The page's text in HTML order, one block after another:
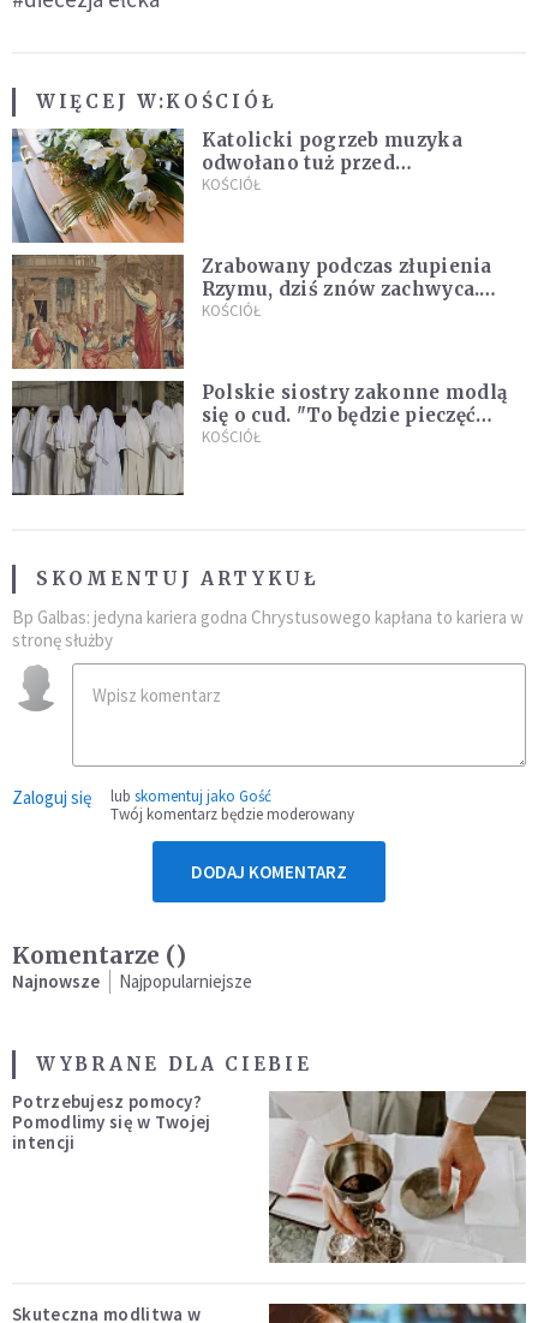
WIĘCEJ W:KOŚCIÓŁ
Katolicki pogrzeb muzyka
odwołano tuż przed
uroczystością. Powodem była
KOŚCIÓŁ
Zrabowany podczas złupienia
Rzymu, dziś znów zachwyca.
Wyjątkowy arras w Castel
KOŚCIÓŁ
Polskie siostry zakonne modlą
się o cud. "To będzie pieczęć
Pana Boga dla naszej wiary"
KOŚCIÓŁ
SKOMENTUJ ARTYKUŁ
Bp Galbas: jedyna kariera godna Chrystusowego kapłana to kariera w
stronę służby
Zaloguj się lub skomentuj jako Gość
Twój komentarz będzie moderowany
DODAJ KOMENTARZ
Komentarze ()
Najnowsze Najpopularniejsze
WYBRANE DLA CIEBIE
Potrzebujesz pomocy?
Pomodlimy się w Twojej
intencji
Skuteczna modlitwa w